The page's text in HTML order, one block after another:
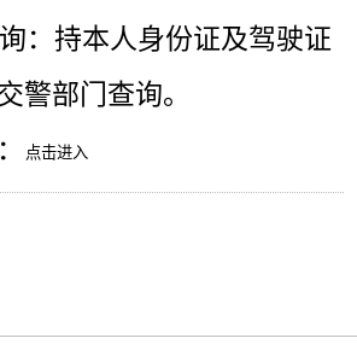
：持本人身份证及驾驶证
警部门查询。